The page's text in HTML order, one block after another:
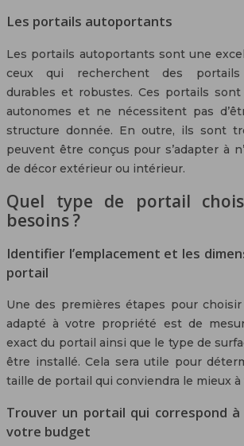
Les portails autoportants
Les portails autoportants sont une
ceux qui recherchent des portails
durables et robustes. Ces portails
autonomes et ne nécessitent pas
structure donnée. En outre, ils sont
peuvent être conçus pour s’adapter à
de décor extérieur ou intérieur.
Quel type de portail
besoins ?
Identifier l’emplacement et les
portail
Une des premières étapes pour
adapté à votre propriété est de
exact du portail ainsi que le type de
être installé. Cela sera utile pour
taille de portail qui conviendra le mieux
Trouver un portail qui correspond
votre budget